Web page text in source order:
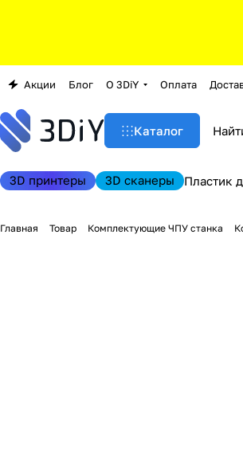
Акции Блог О 3DiY Оплата
Каталог
3D принтеры 3D сканеры Пластик
Главная Товар Комплектующие ЧПУ станка